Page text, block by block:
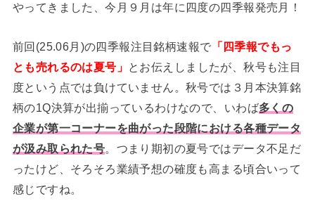
やってきました、今月９月は年に四度の四季報発売月！
前回(25.06月)の四季報注目銘柄速報で 「四季報でもっ
とも売れるのは夏号」 とお伝えしましたが、秋号も注目
度という点では負けていません。秋号では３月本決算銘
柄の1Q決算が出揃っているわけなので、いわば多くの
企業が第一コーナーを曲がった段階における各種データ
が汲み取られた号。つまり期初の夏号ではデータ不足だ
ったけど、そろそろ業績予想の確度も高まる頃合いって
感じですね。